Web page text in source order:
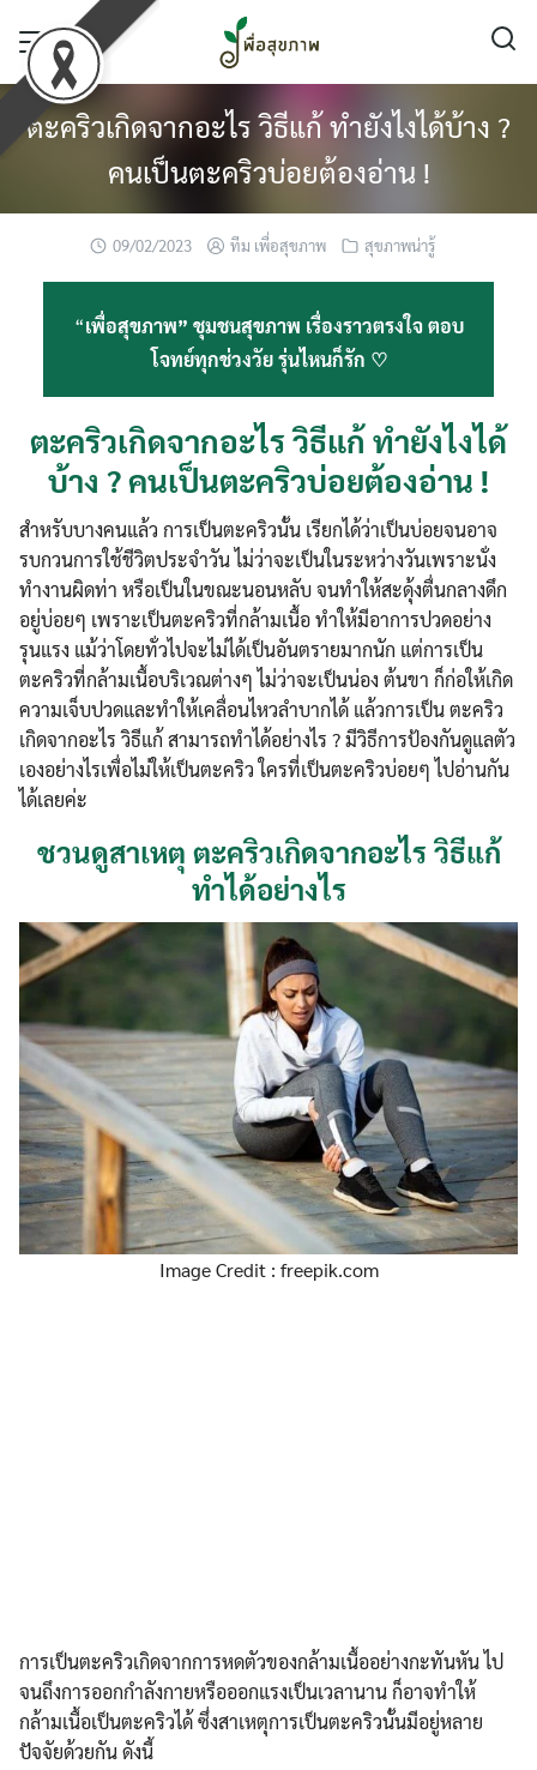
content
ตะคริวเกิดจากอะไร วิธีแก้ ทำยังไงได้บ้าง ?
คนเป็นตะคริวบ่อยต้องอ่าน !
09/02/2023 ทีม เพื่อสุขภาพ สุขภาพน่ารู้
“เพื่อสุขภาพ” ชุมชนสุขภาพ เรื่องราวตรงใจ ตอบ
โจทย์ทุกช่วงวัย รุ่นไหนก็รัก ♡
ตะคริวเกิดจากอะไร วิธีแก้ ทำยังไงได้
บ้าง ? คนเป็นตะคริวบ่อยต้องอ่าน !
สำหรับบางคนแล้ว การเป็นตะคริวนั้น เรียกได้ว่าเป็นบ่อยจนอาจ
รบกวนการใช้ชีวิตประจำวัน ไม่ว่าจะเป็นในระหว่างวันเพราะนั่ง
ทำงานผิดท่า หรือเป็นในขณะนอนหลับ จนทำให้สะดุ้งตื่นกลางดึก
อยู่บ่อยๆ เพราะเป็นตะคริวที่กล้ามเนื้อ ทำให้มีอาการปวดอย่าง
รุนแรง แม้ว่าโดยทั่วไปจะไม่ได้เป็นอันตรายมากนัก แต่การเป็น
ตะคริวที่กล้ามเนื้อบริเวณต่างๆ ไม่ว่าจะเป็นน่อง ต้นขา ก็ก่อให้เกิด
ความเจ็บปวดและทำให้เคลื่อนไหวลำบากได้ แล้วการเป็น ตะคริว
เกิดจากอะไร วิธีแก้ สามารถทำได้อย่างไร ? มีวิธีการป้องกันดูแลตัว
เองอย่างไรเพื่อไม่ให้เป็นตะคริว ใครที่เป็นตะคริวบ่อยๆ ไปอ่านกัน
ได้เลยค่ะ
ชวนดูสาเหตุ ตะคริวเกิดจากอะไร วิธีแก้
ทำได้อย่างไร
Image Credit : freepik.com
การเป็นตะคริวเกิดจากการหดตัวของกล้ามเนื้ออย่างกะทันหัน ไป
จนถึงการออกกำลังกายหรือออกแรงเป็นเวลานาน ก็อาจทำให้
กล้ามเนื้อเป็นตะคริวได้ ซึ่งสาเหตุการเป็นตะคริวนั้นมีอยู่หลาย
ปัจจัยด้วยกัน ดังนี้